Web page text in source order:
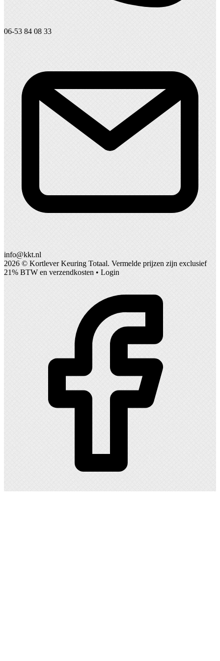
06-53 84 08 33
info@kkt.nl
2026 © Kortlever Keuring Totaal. Vermelde prijzen zijn exclusief
21% BTW en verzendkosten • Login